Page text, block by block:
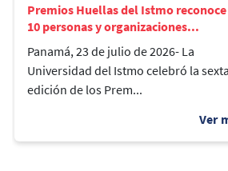
Premios Huellas del Istmo reconoce
10 personas y organizaciones...
Panamá, 23 de julio de 2026- La
Universidad del Istmo celebró la sexta
edición de los Prem...